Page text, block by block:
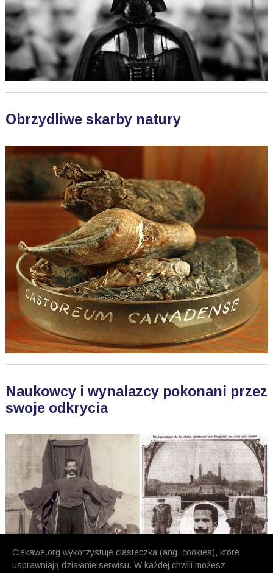
Ciekawe.org wykorzystuje ciasteczka (ang. cookies), które
usprawniają działanie serwisu. W każdej chwili możesz
Obrzydliwe skarby natury
Naukowcy i wynalazcy pokonani przez
swoje odkrycia